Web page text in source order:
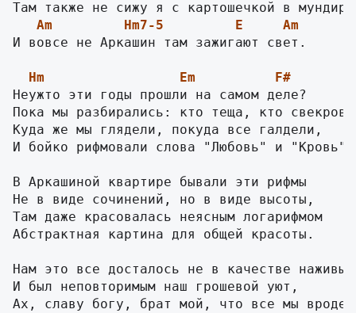
Am Hm7-5 E Am
И вовсе не Аркашин там зажигают свет.
Hm Em
F#
Неужто эти годы прошли на самом деле?
Пока мы разбирались: кто теща, кто
Куда же мы глядели, покуда все галдели,
И бойко рифмовали слова "Любовь" и "Кровь".
В Аркашиной квартире бывали эти рифмы
Не в виде сочинений, но в виде высоты,
Там даже красовалась неясным логарифмом
Абстрактная картина для общей красоты.
Нам это все досталось не в качестве наживы,
И был неповторимым наш грошевой уют,
Ах, славу богу, брат мой, что все мы вроде